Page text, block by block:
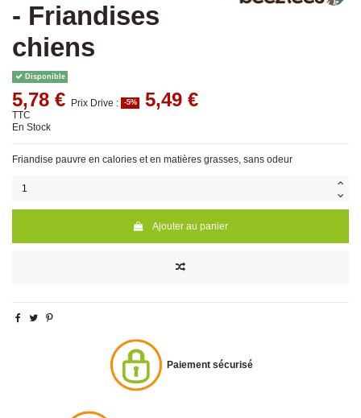
- Friandises
chiens
Disponible
5,78 € Prix Drive : -5% 5,49 €
TTC
En Stock
Friandise pauvre en calories et en matières grasses, sans odeur
Ajouter au panier
Paiement sécurisé